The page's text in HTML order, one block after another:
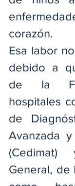
corazón.
Esa labor
debido a
de la
hospitales
de
Avanzada
General, de